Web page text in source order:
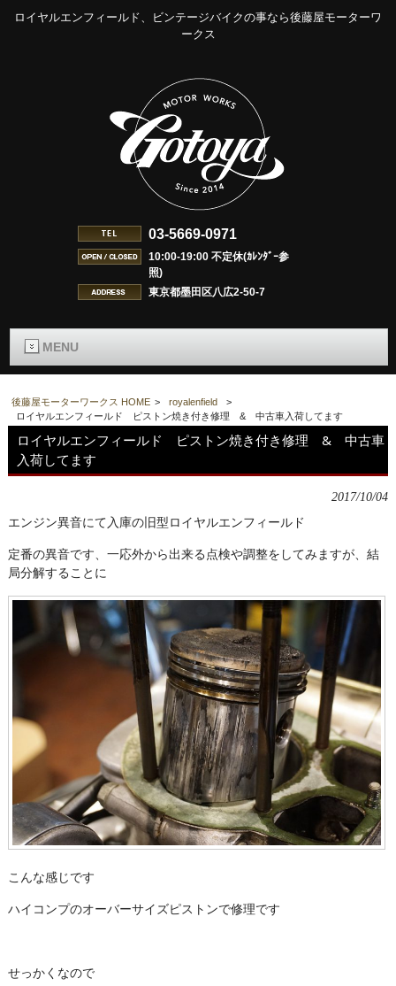
ロイヤルエンフィールド、ビンテージバイクの事なら後藤屋モーターワ
ークス
03-5669-0971
10:00-19:00 不定休(ｶﾚﾝﾀﾞｰ参
照)
東京都墨田区八広2-50-7
MENU
後藤屋モーターワークス HOME > royalenfield
>
ロイヤルエンフィールド ピストン焼き付き修理 & 中古車入荷してます
ロイヤルエンフィールド ピストン焼き付き修理 & 中古車
入荷してます
2017/10/04
エンジン異音にて入庫の旧型ロイヤルエンフィールド
定番の異音です、一応外から出来る点検や調整をしてみますが、結
局分解することに
こんな感じです
ハイコンプのオーバーサイズピストンで修理です
せっかくなので